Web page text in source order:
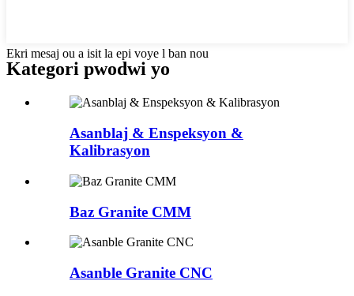
Ekri mesaj ou a isit la epi voye l ban nou
Kategori pwodwi yo
Asanblaj & Enspeksyon &
Kalibrasyon
Baz Granite CMM
Asanble Granite CNC